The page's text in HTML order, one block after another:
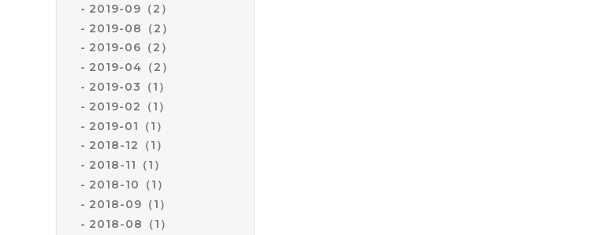
2019-09（2）
2019-08（2）
2019-06（2）
2019-04（2）
2019-03（1）
2019-02（1）
2019-01（1）
2018-12（1）
2018-11（1）
2018-10（1）
2018-09（1）
2018-08（1）